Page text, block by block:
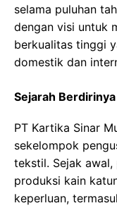
selama puluhan
dengan visi untuk
berkualitas tinggi
domestik dan
Sejarah Berdirinya
PT Kartika Sinar
sekelompok
tekstil. Sejak awal,
produksi kain
keperluan,